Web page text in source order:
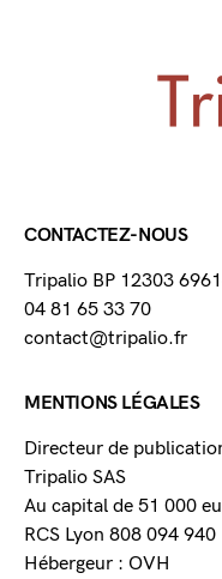
CONTACTEZ-NOUS
Tripalio BP 12303
04 81 65 33 70
contact@tripalio.fr
MENTIONS LÉGALES
Directeur de
Tripalio SAS
Au capital de 51 000
RCS Lyon 808 094 940
Hébergeur : OVH